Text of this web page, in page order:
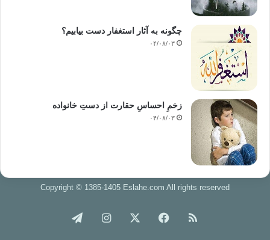
چگونه به آثار استغفار دست بیابیم؟
۰۴/۰۸/۰۳
زخمِ احساسِ حقارت از دستِ خانواده
۰۴/۰۸/۰۳
Copyright © 1385-1405 Eslahe.com All rights reserved
خوراک فیس اینستاگرام